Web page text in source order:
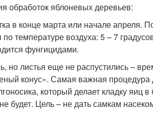
обработок яблоневых деревьев:
в конце марта или начале апреля.
по температуре воздуха: 5 – 7
фунгицидами.
но листья еще не распустились –
конус». Самая важная
который делает кладку яиц
будет. Цель – не дать самкам